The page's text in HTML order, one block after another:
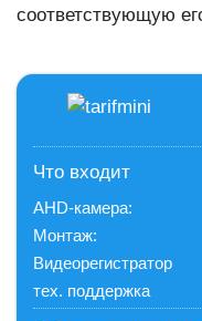
соответствующую
Что входит
AHD-камера:
Монтаж:
Видеорегистратор
тех. поддержка